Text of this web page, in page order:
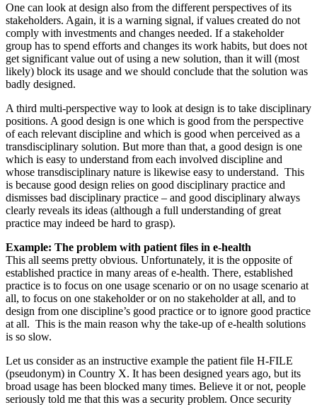
One can look at design also from the different perspectives of its
stakeholders. Again, it is a warning signal, if values created do not
comply with investments and changes needed. If a stakeholder
group has to spend efforts and changes its work habits, but does not
get significant value out of using a new solution, than it will (most
likely) block its usage and we should conclude that the solution was
badly designed.
A third multi-perspective way to look at design is to take disciplinary
positions. A good design is one which is good from the perspective
of each relevant discipline and which is good when perceived as a
transdisciplinary solution. But more than that, a good design is one
which is easy to understand from each involved discipline and
whose transdisciplinary nature is likewise easy to understand. This
is because good design relies on good disciplinary practice and
dismisses bad disciplinary practice – and good disciplinary always
clearly reveals its ideas (although a full understanding of great
practice may indeed be hard to grasp).
Example: The problem with patient files in e-health
This all seems pretty obvious. Unfortunately, it is the opposite of
established practice in many areas of e-health. There, established
practice is to focus on one usage scenario or on no usage scenario at
all, to focus on one stakeholder or on no stakeholder at all, and to
design from one discipline’s good practice or to ignore good practice
at all. This is the main reason why the take-up of e-health solutions
is so slow.
Let us consider as an instructive example the patient file H-FILE
(pseudonym) in Country X. It has been designed years ago, but its
broad usage has been blocked many times. Believe it or not, people
seriously told me that this was a security problem. Once security